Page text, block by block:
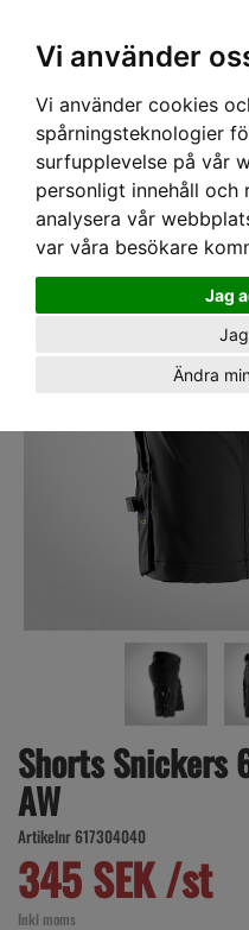
Vi använder
Vi använder cookies
spårningsteknologier
surfupplevelse på vår
personligt innehåll och
analysera vår
var våra besökare
Jag
Ändra
Hem ›ARBETSKLÄDER› Shorts
Shorts Snickers
AW
Artikelnr 617304040
345 SEK /st
Inkl moms